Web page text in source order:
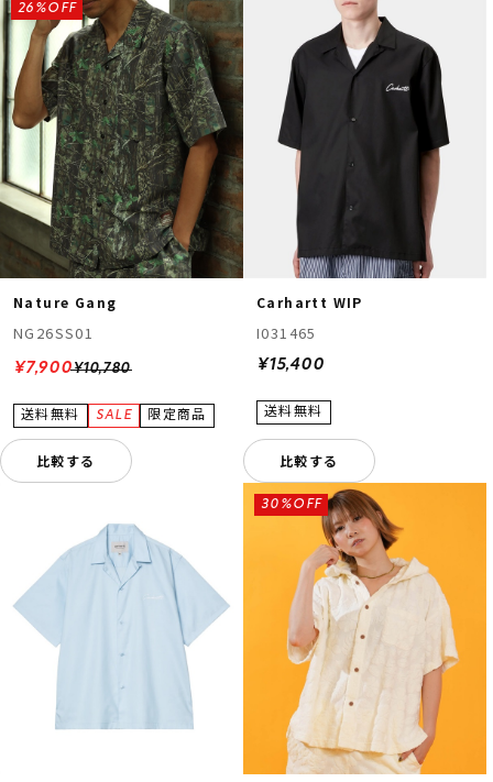
Nature Gang
NG26SS01
¥10,780
26%OFF
¥7,900
比較する
Carhartt WIP
I031465
¥15,400
比較する
30%OFF